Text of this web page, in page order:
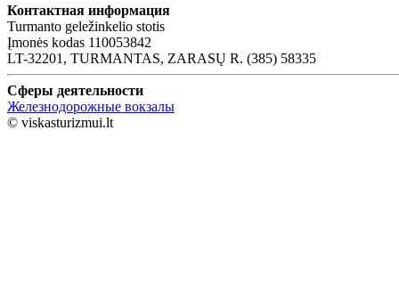
Контактная информация
Turmanto geležinkelio stotis
Įmonės kodas 110053842
LT-32201, TURMANTAS, ZARASŲ R. (385) 58335
Сферы деятельности
Железнодорожные вокзалы
© viskasturizmui.lt